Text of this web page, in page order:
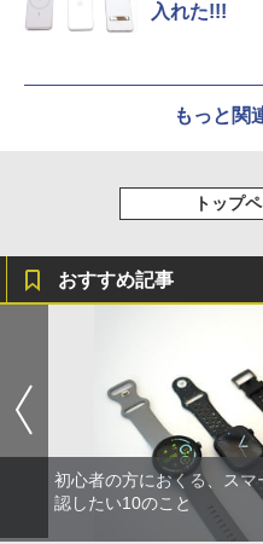
入れた!!!
もっと関
トップ
おすすめ記事
初心者の方におくる、ス
認したい10のこと